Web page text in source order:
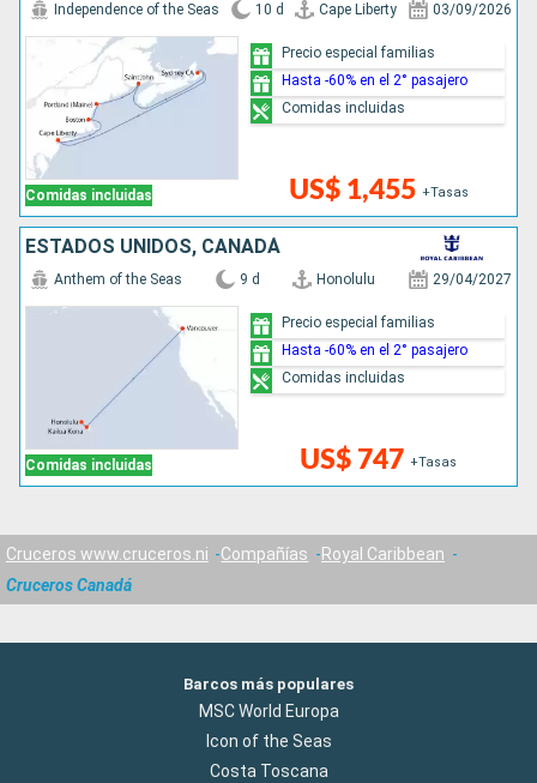
Comidas incluidas
Independence of the Seas 10 d Cape Liberty 03/09/2026
US$ 1,455 +Tasas
Precio especial familias
Hasta -60% en el 2° pasajero
Comidas incluidas
ESTADOS UNIDOS, CANADÁ
Comidas incluidas
Anthem of the Seas 9 d Honolulu 29/04/2027
US$ 747 +Tasas
Precio especial familias
Hasta -60% en el 2° pasajero
Comidas incluidas
Cruceros www.cruceros.ni Compañías
Royal Caribbean
Cruceros Canadá
Barcos más populares
MSC World Europa
Icon of the Seas
Costa Toscana